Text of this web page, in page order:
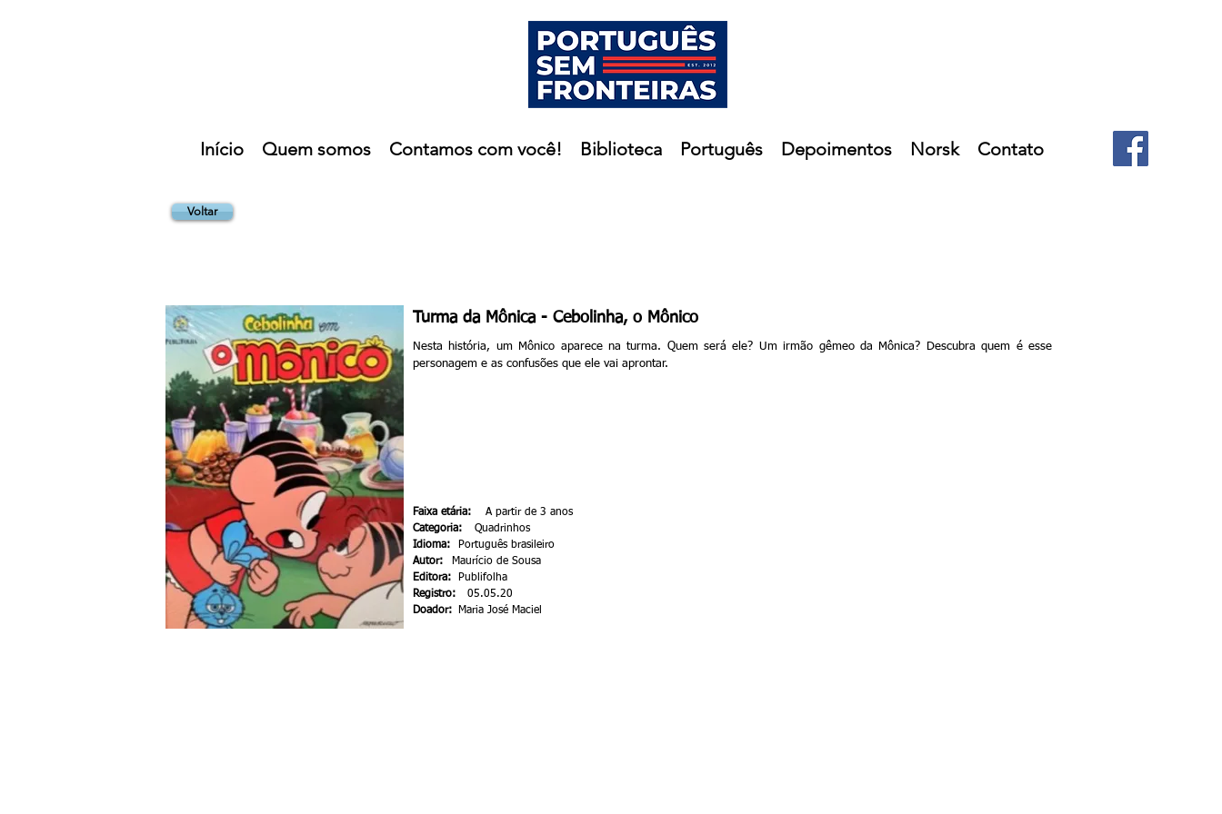
Início Quem somos Contamos com você! Biblioteca Português Depoimentos Norsk Contato
Voltar
Turma da Mônica - Cebolinha, o Mônico
Nesta história, um Mônico aparece na turma. Quem será ele? Um irmão gêmeo da Mônica? Descubra quem é esse
personagem e as confusões que ele vai aprontar.
A partir de 3 anos
Faixa etária:
Categoria:
Quadrinhos
Idioma:
Português brasileiro
Autor:
Maurício de Sousa
Editora:
Publifolha
Registro:
05.05.20
Doador:
Maria José Maciel